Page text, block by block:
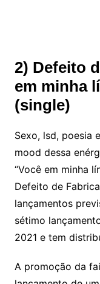
2) Defeito
em minha
(single)
Sexo, lsd, poesia
mood dessa
“Você em minha
Defeito de
lançamentos
sétimo
2021 e tem
A promoção da